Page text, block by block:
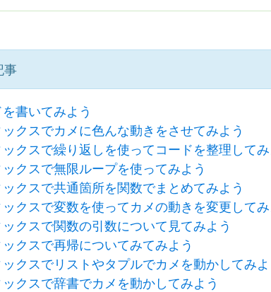
事
書いてみよう
クスでカメに色んな動きをさせてみよう
クスで繰り返しを使ってコードを整理してみ
クスで無限ループを使ってみよう
クスで共通箇所を関数でまとめてみよう
クスで変数を使ってカメの動きを変更してみ
クスで関数の引数について見てみよう
クスで再帰についてみてみよう
クスでリストやタプルでカメを動かしてみよ
クスで辞書でカメを動かしてみよう